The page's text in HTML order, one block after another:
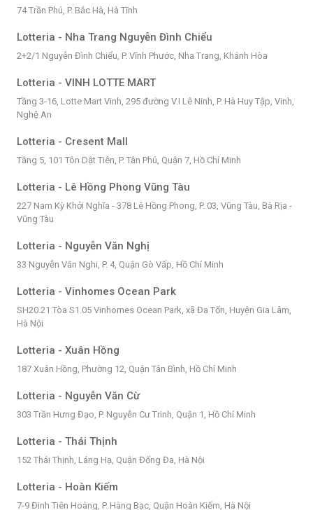
74 Trần Phú, P. Bắc Hà, Hà Tĩnh
Lotteria - Nha Trang Nguyễn Đình Chiểu
2+2/1 Nguyễn Đình Chiểu, P. Vĩnh Phước, Nha Trang, Khánh Hòa
Lotteria - VINH LOTTE MART
Tầng 3-16, Lotte Mart Vinh, 295 đường V.I Lê Ninh, P. Hà Huy Tập, Vinh,
Nghệ An
Lotteria - Cresent Mall
Tầng 5, 101 Tôn Dật Tiên, P. Tân Phú, Quận 7, Hồ Chí Minh
Lotteria - Lê Hồng Phong Vũng Tàu
227 Nam Kỳ Khởi Nghĩa - 378 Lê Hồng Phong, P. 03, Vũng Tàu, Bà Rịa -
Vũng Tàu
Lotteria - Nguyễn Văn Nghị
33 Nguyễn Văn Nghi, P. 4, Quận Gò Vấp, Hồ Chí Minh
Lotteria - Vinhomes Ocean Park
SH20.21 Tòa S1.05 Vinhomes Ocean Park, xã Đa Tốn, Huyện Gia Lâm,
Hà Nội
Lotteria - Xuân Hồng
187 Xuân Hồng, Phường 12, Quận Tân Bình, Hồ Chí Minh
Lotteria - Nguyễn Văn Cừ
303 Trần Hưng Đạo, P. Nguyễn Cư Trinh, Quận 1, Hồ Chí Minh
Lotteria - Thái Thịnh
152 Thái Thịnh, Láng Hạ, Quận Đống Đa, Hà Nội
Lotteria - Hoàn Kiếm
7-9 Đinh Tiên Hoàng, P. Hàng Bạc, Quận Hoàn Kiếm, Hà Nội